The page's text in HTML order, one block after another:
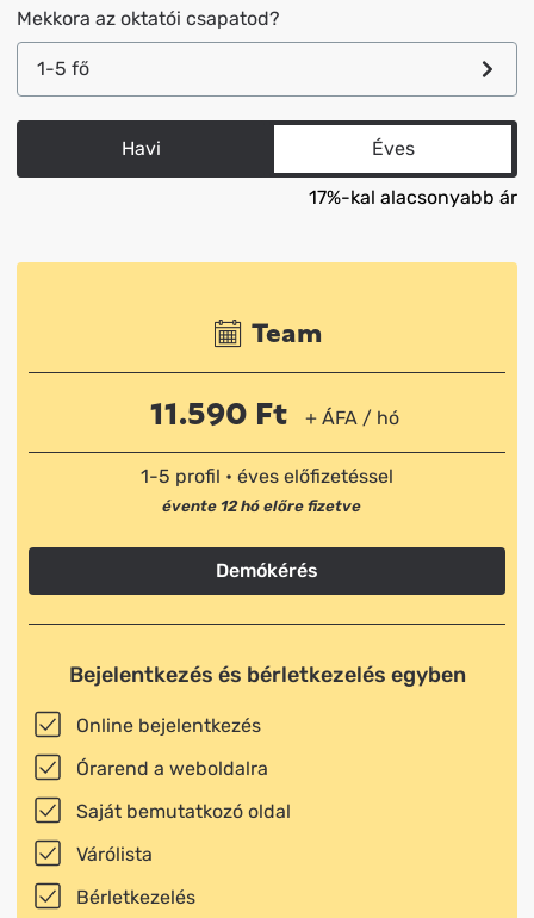
Mekkora az oktatói csapatod?
1-5 fő
Havi Éves
17%-kal alacsonyabb ár
Team
11.590 Ft + ÁFA / hó
1-5 profil • éves előfizetéssel
évente 12 hó előre fizetve
Demókérés
Bejelentkezés és bérletkezelés egyben
Online bejelentkezés
Órarend a weboldalra
Saját bemutatkozó oldal
Várólista
Bérletkezelés